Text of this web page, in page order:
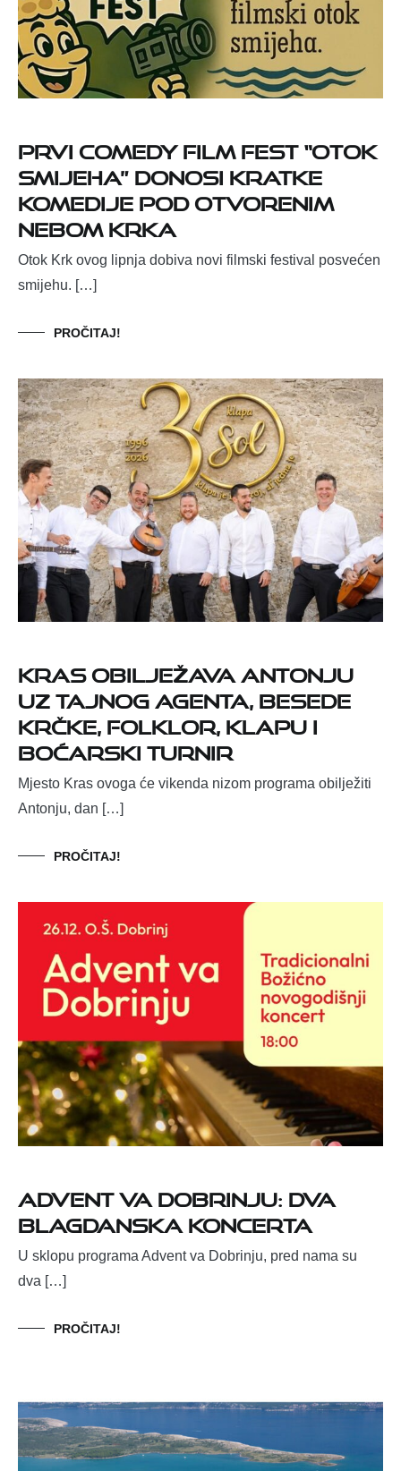
Prvi Comedy Film Fest “Otok
smijeha” donosi kratke
komedije pod otvorenim
nebom Krka
Otok Krk ovog lipnja dobiva novi filmski festival posvećen
smijehu. […]
PROČITAJ!
Kras obilježava Antonju
uz Tajnog agenta, Besede
krčke, folklor, klapu i
boćarski turnir
Mjesto Kras ovoga će vikenda nizom programa obilježiti
Antonju, dan […]
PROČITAJ!
Advent va Dobrinju: dva
blagdanska koncerta
U sklopu programa Advent va Dobrinju, pred nama su
dva […]
PROČITAJ!